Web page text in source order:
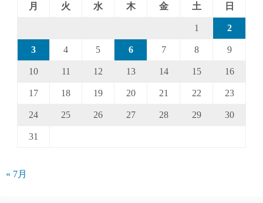
月
火 水 木 金 土 日
1 2
3 4 5 6 7 8 9
10 11 12 13 14 15 16
17 18 19 20 21 22 23
24 25 26 27 28 29 30
31
« 7月